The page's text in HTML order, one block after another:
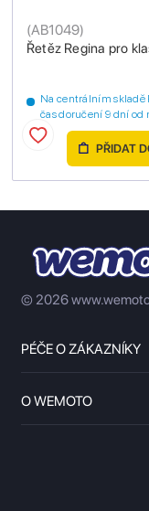
Řetěz Regina pro
(AB1049)
Na centrálním
čas doručení 9 dní od
PŘIDAT
© 2026
PÉČE O ZÁKAZNÍKY
O WEMOTO